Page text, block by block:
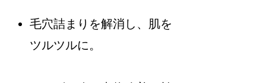
毛穴詰まりを解消し、肌を
ツルツルに。